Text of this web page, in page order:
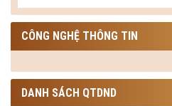
CÔNG NGHỆ THÔNG TIN
DANH SÁCH QTDND